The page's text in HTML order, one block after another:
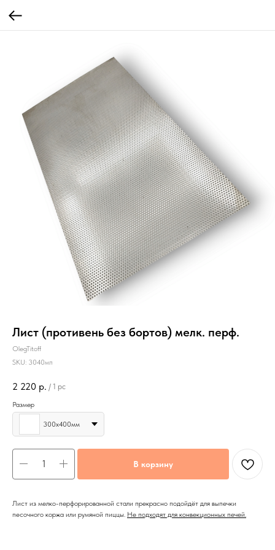
Лист (противень без бортов) мелк. перф.
OlegTitoff
SKU: 3040мп
2 220 р. / 1 pc
Размер
300х400мм
В корзину
Лист из мелко-перфорированной стали прекрасно подойдёт для выпечки
песочного коржа или румяной пиццы. Не подходят для конвекционных печей.